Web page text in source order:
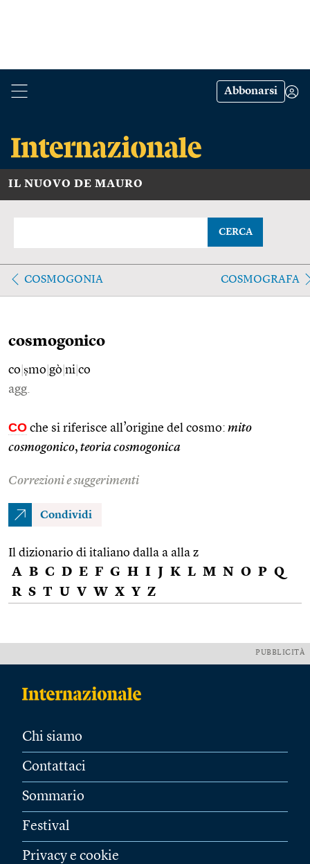
Abbonarsi
IL NUOVO DE MAURO
CERCA
COSMOGONIA COSMOGRAFA
cosmogonico
co ṣmo gò ni co
agg.
CO che si riferisce all’origine del cosmo: mito
cosmogonico, teoria cosmogonica
Correzioni e suggerimenti
Condividi
Il dizionario di italiano dalla a alla z
A B C D E F G H I J K L M N O P Q
R S T U V W X Y Z
PUBBLICITÀ
Chi siamo
Contattaci
Sommario
Festival
Privacy e cookie